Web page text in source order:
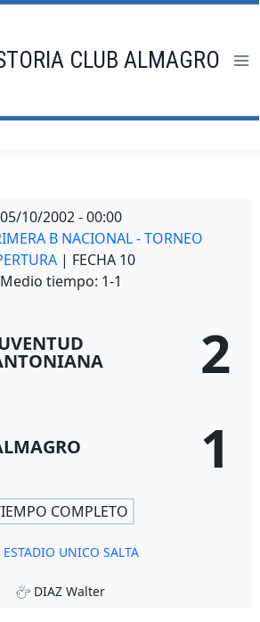
CLUB ALMAGRO
05/10/2002 - 00:00
B NACIONAL - TORNEO
| FECHA 10
Medio tiempo: 1-1
2
1
COMPLETO
ESTADIO UNICO SALTA
DIAZ Walter